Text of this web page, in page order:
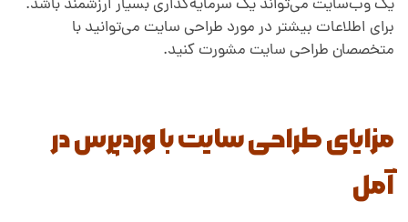
یک وب‌سایت می‌تواند یک سرمایه‌گذاری بسیار ارزشمند باشد.
برای اطلاعات بیشتر در مورد طراحی سایت می‌توانید با
متخصصان طراحی سایت مشورت کنید.
مزایای طراحی سایت با وردپرس در
آمل